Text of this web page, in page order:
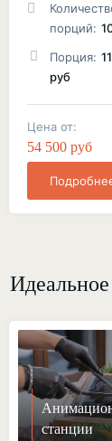
порций:
Порция:
руб
Цена от:
54 500 руб
станции